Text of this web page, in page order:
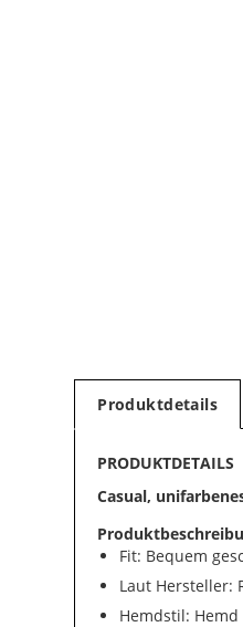
Produktdetails
PRODUKTDETAILS
Casual,
Fit: Bequem
Laut Hersteller:
Hemdstil: Hemd